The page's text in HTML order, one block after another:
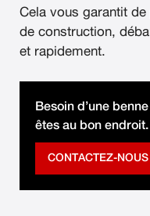
Cela vous garantit
de construction,
et rapidement.
Besoin d’une
êtes au bon endroit.
CONTACTEZ-NOUS